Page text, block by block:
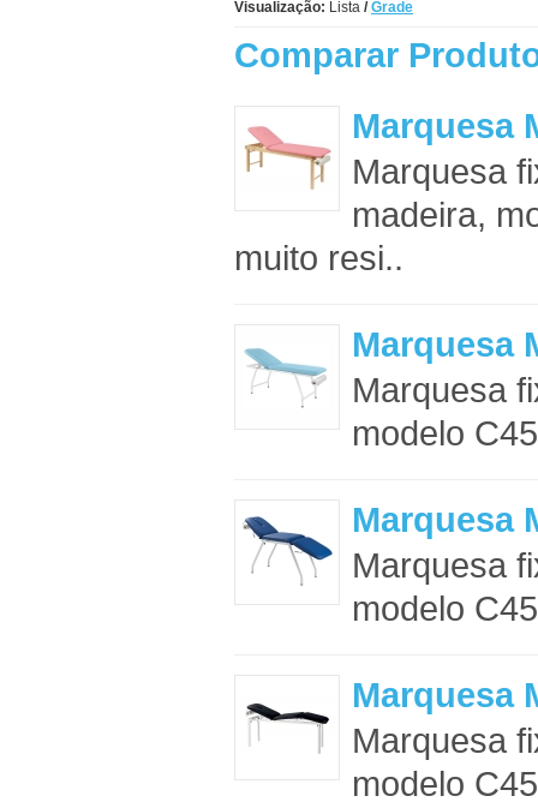
Visualização: Lista / Grade
Comparar
Marquesa
Marquesa
madeira,
muito resi..
Marquesa
Marquesa
modelo
Marquesa
Marquesa
modelo
Marquesa
Marquesa
modelo